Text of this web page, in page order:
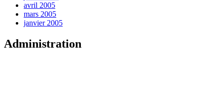
avril 2005
mars 2005
janvier 2005
Administration